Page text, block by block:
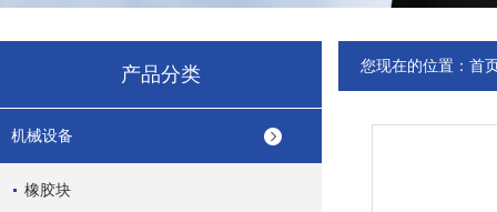
产品分类
机械设备
橡胶块
您现在的位置： 首